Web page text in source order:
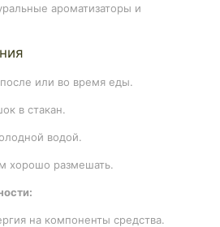
ароматизаторы и
или во время еды.
в стакан.
водой.
хорошо размешать.
на компоненты средства.